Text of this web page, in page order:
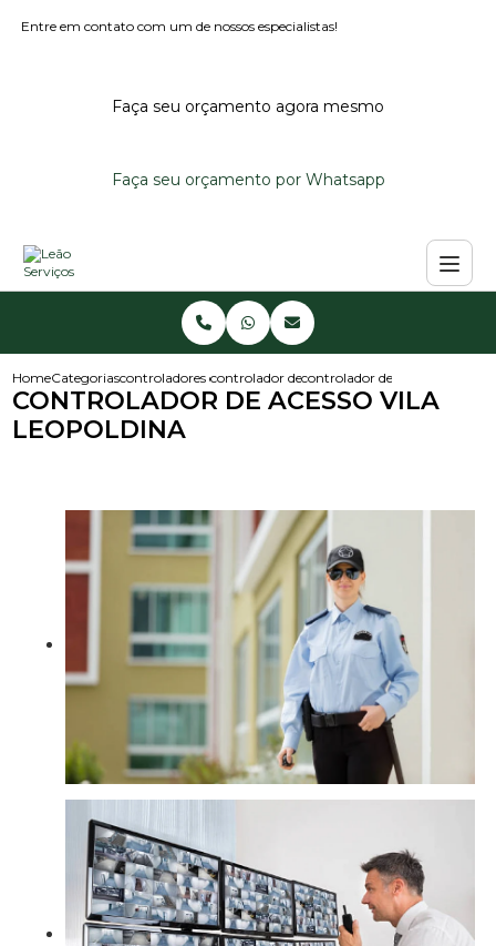
Entre em contato com um de nossos especialistas!
Faça seu orçamento agora mesmo
Faça seu orçamento por Whatsapp
HomeCategoriascontroladores de acessocontrolador de acesso portaria
controlador de acesso vila
CONTROLADOR DE ACESSO VILA
LEOPOLDINA